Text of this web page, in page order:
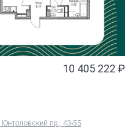
10 405 222 ₽
пр., 43-55